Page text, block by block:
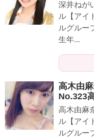
深井ねが
ル【アイ
ルグルー
生年...
高木由
No.323
高木由麻
ル【アイ
ルグルー